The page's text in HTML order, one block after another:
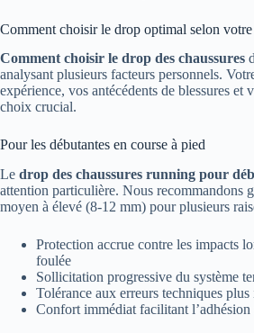
Comment choisir le drop optimal selon
Comment choisir le drop des chaussures
analysant plusieurs facteurs personnels.
expérience, vos antécédents de blessures et
choix crucial.
Pour les débutantes en course à pied
Le drop des chaussures running pour
attention particulière. Nous recommandons
moyen à élevé (8-12 mm) pour plusieurs
Protection accrue contre les impacts
foulée
Sollicitation progressive du système
Tolérance aux erreurs techniques plus
Confort immédiat facilitant l’adhésion